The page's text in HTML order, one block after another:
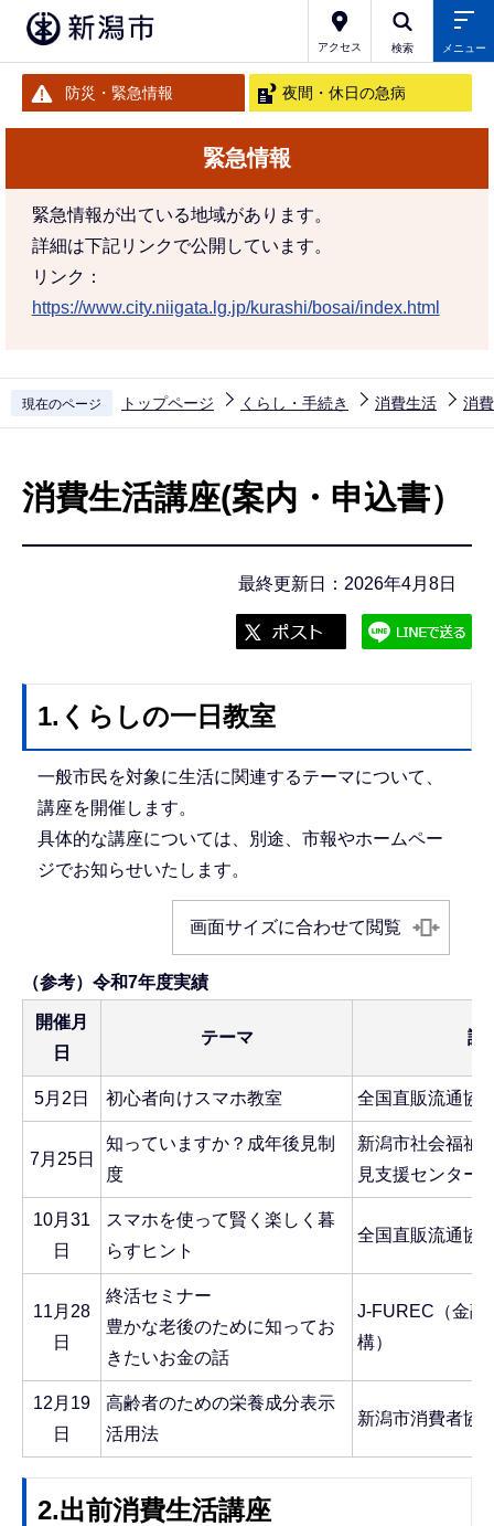
アクセス 検索 メニュー
防災・緊急情報 夜間・休日の急病
緊急情報
緊急情報が出ている地域があります。
詳細は下記リンクで公開しています。
リンク：
https://www.city.niigata.lg.jp/kurashi/bosai/index.html
現在のページ トップページ くらし・手続き 消費生活 消
消費生活講座(案内・申込書）
最終更新日：2026年4月8日
1.くらしの一日教室
一般市民を対象に生活に関連するテーマについて、
講座を開催します。
具体的な講座については、別途、市報やホームペー
ジでお知らせいたします。
画面サイズに合わせて閲覧
（参考）令和7年度実績
開催月
日
テーマ 講
5月2日 初心者向けスマホ教室 全国直販流通協
7月25日
知っていますか？成年後見制
度
新潟市社会福祉
見支援センター
10月31
日
スマホを使って賢く楽しく暮
らすヒント
全国直販流通協
11月28
日
終活セミナー
豊かな老後のために知ってお
きたいお金の話
J-FUREC（金融
構）
12月19
日
高齢者のための栄養成分表示
活用法
新潟市消費者協
2.出前消費生活講座